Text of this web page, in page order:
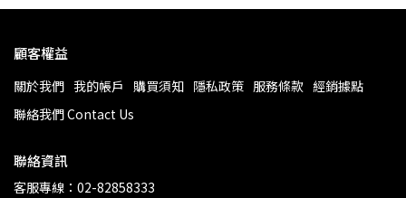
顧客權益
關於我們 我的帳戶 購買須知 隱私政策 服務條款 經銷據點
聯絡我們 Contact Us
聯絡資訊
客服專線：02-82858333